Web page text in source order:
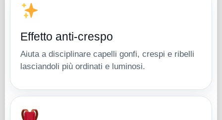
Effetto anti-crespo
Aiuta a disciplinare capelli gonfi, crespi e ribelli
lasciandoli più ordinati e luminosi.